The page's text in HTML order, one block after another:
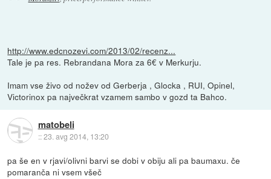
http://www.edcnozevi.com/2013/02/recenz...
Tale je pa res. Rebrandana Mora za 6€ v Merkurju.
Imam vse živo od nožev od Gerberja , Glocka , RUI, Opinel,
Victorinox pa največkrat vzamem sambo v gozd ta Bahco.
matobeli
::23. avg 2014, 13:20
pa še en v rjavi/olivni barvi se dobi v obiju ali pa baumaxu. če
pomaranča ni vsem všeč